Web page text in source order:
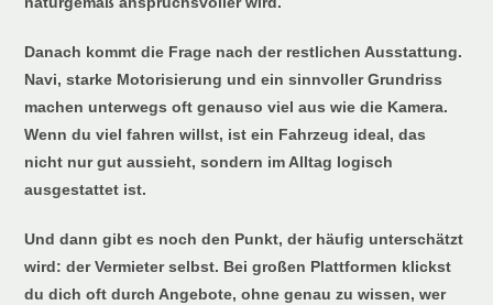
Danach kommt die Frage nach der restlichen Ausstattung.
Navi, starke Motorisierung und ein sinnvoller Grundriss
machen unterwegs oft genauso viel aus wie die Kamera.
Wenn du viel fahren willst, ist ein Fahrzeug ideal, das
nicht nur gut aussieht, sondern im Alltag logisch
ausgestattet ist.
Und dann gibt es noch den Punkt, der häufig unterschätzt
wird: der Vermieter selbst. Bei großen Plattformen klickst
du dich oft durch Angebote, ohne genau zu wissen, wer